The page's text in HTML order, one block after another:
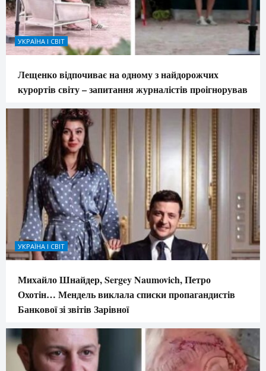
УКРАЇНА І СВІТ
Лещенко відпочиває на одному з найдорожчих
курортів світу – запитання журналістів проігнорував
УКРАЇНА І СВІТ
Михайло Шнайдер, Sergey Naumovich, Петро
Охотін… Мендель виклала списки пропагандистів
Банкової зі звітів Зарівної